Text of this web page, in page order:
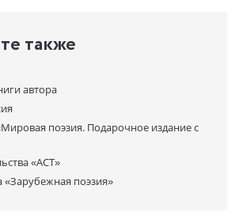
также
автора
поэзия. Подарочное издание с
«АСТ»
«Зарубежная поэзия»